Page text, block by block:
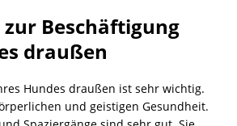
Beschäftigung
draußen
Hundes draußen ist sehr wichtig.
und geistigen Gesundheit.